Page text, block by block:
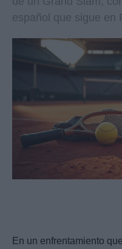
español que sigue en
En un enfrentamiento